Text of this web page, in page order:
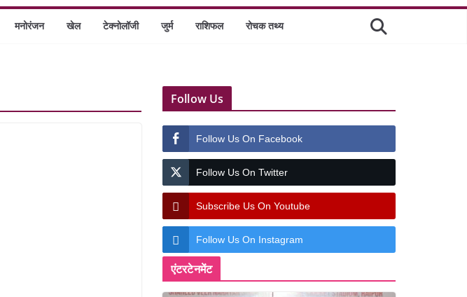
मनोरंजन खेल टेक्नोलॉजी जुर्म राशिफल रोचक तथ्य
Follow Us
Follow Us On Facebook
Follow Us On Twitter
Subscribe Us On Youtube
Follow Us On Instagram
एंटरटेनमेंट